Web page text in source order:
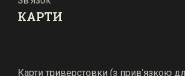
КАРТИ
Карти триверстовки (з прив’язкою